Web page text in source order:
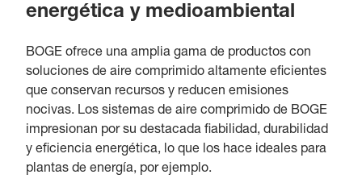
energética y medioambiental
BOGE ofrece una amplia gama de productos con
soluciones de aire comprimido altamente eficientes
que conservan recursos y reducen emisiones
nocivas. Los sistemas de aire comprimido de BOGE
impresionan por su destacada fiabilidad, durabilidad
y eficiencia energética, lo que los hace ideales para
plantas de energía, por ejemplo.